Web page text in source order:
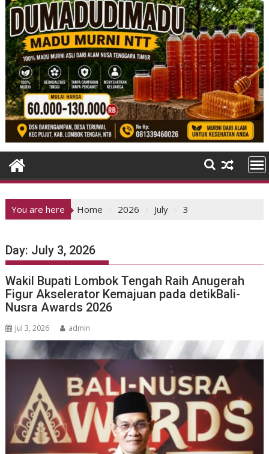
You are here Home 2026 July 3
Day: July 3, 2026
Wakil Bupati Lombok Tengah Raih Anugerah
Figur Akselerator Kemajuan pada detikBali-
Nusra Awards 2026
Jul 3, 2026 admin